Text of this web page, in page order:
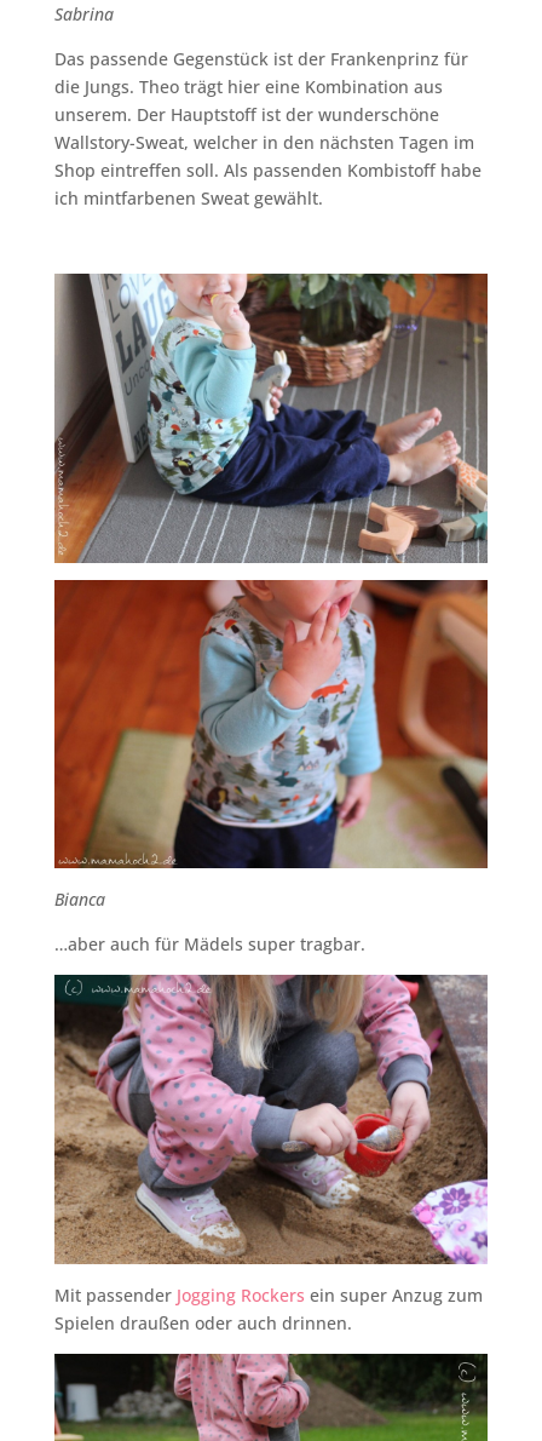
Sabrina
Das passende Gegenstück ist der Frankenprinz für
die Jungs. Theo trägt hier eine Kombination aus
unserem. Der Hauptstoff ist der wunderschöne
Wallstory-Sweat, welcher in den nächsten Tagen im
Shop eintreffen soll. Als passenden Kombistoff habe
ich mintfarbenen Sweat gewählt.
Bianca
…aber auch für Mädels super tragbar.
Mit passender Jogging Rockers ein super Anzug zum
Spielen draußen oder auch drinnen.